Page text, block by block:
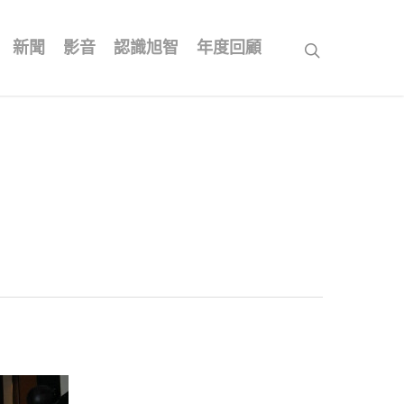
新聞 影音 認識旭智 年度回顧